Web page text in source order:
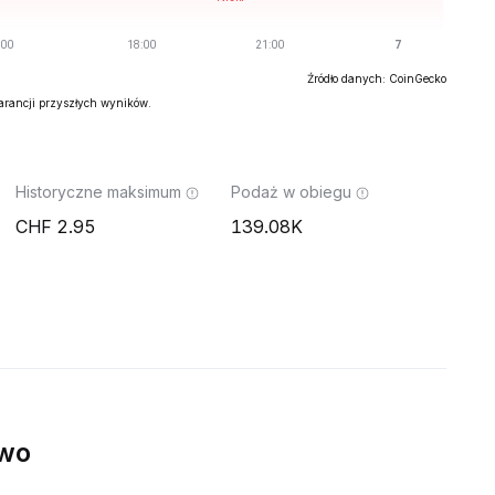
Źródło danych: CoinGecko
przyszłych wyników.
Historyczne maksimum
2.95
Podaż w obiegu
139.08K